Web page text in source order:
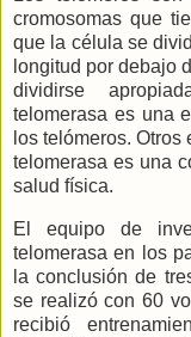
cromosomas que
que la célula se
longitud por debajo
dividirse
telomerasa es una
los telómeros.
telomerasa es una
salud física.
El equipo de
telomerasa en los
la conclusión de
se realizó con 60
recibió